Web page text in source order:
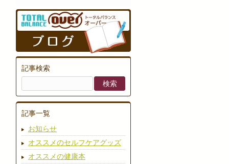
記事検索
記事一覧
お知らせ
オススメのセルフケアグッズ
オススメの健康本